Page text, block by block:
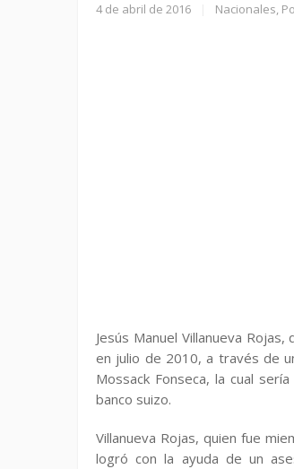
4 de abril de 2016 Nacionales,
Jesús Manuel Villanueva
en julio de 2010, a través de
Mossack Fonseca, la cual
banco suizo.
Villanueva Rojas, quien fue
logró con la ayuda de un